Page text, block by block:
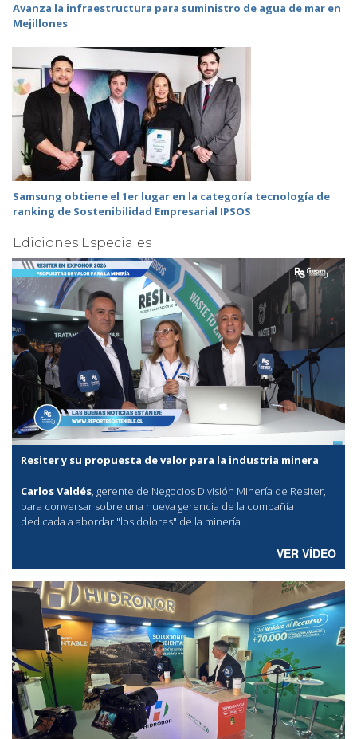
Avanza la infraestructura para suministro de agua de mar en
Mejillones
Samsung obtiene el 1er lugar en la categoría tecnología de
ranking de Sostenibilidad Empresarial IPSOS
Ediciones Especiales
Resiter y su propuesta de valor para la industria minera
Carlos Valdés, gerente de Negocios División Minería de Resiter,
para conversar sobre una nueva gerencia de la compañía
dedicada a abordar "los dolores" de la minería.
VER VÍDEO